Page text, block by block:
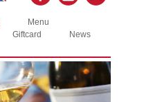
Menu
Giftcard
News